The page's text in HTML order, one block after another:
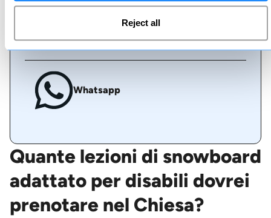
Reject all
Chat dal vivo
Whatsapp
Quante lezioni di snowboard
adattato per disabili dovrei
prenotare nel Chiesa?